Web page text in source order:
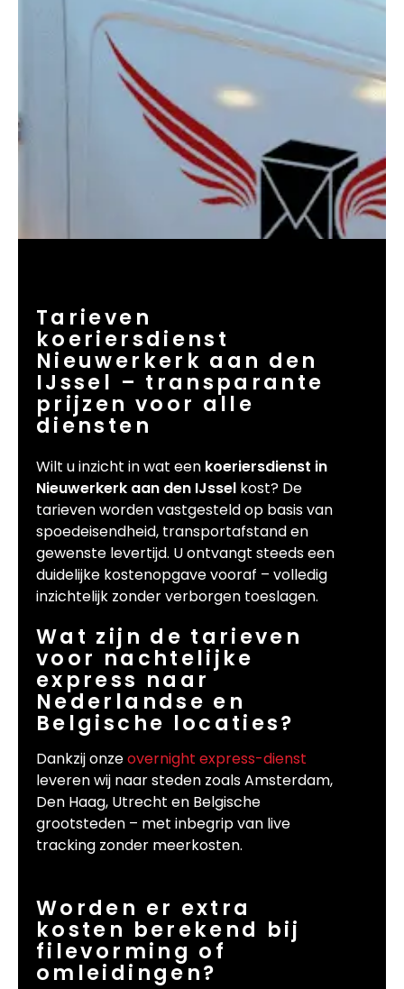
Tarieven
koeriersdienst
Nieuwerkerk aan den
IJssel – transparante
prijzen voor alle
diensten
Wilt u inzicht in wat een koeriersdienst in
Nieuwerkerk aan den IJssel kost? De
tarieven worden vastgesteld op basis van
spoedeisendheid, transportafstand en
gewenste levertijd. U ontvangt steeds een
duidelijke kostenopgave vooraf – volledig
inzichtelijk zonder verborgen toeslagen.
Wat zijn de tarieven
voor nachtelijke
express naar
Nederlandse en
Belgische locaties?
Dankzij onzeovernight express-dienst
leveren wij naar steden zoals Amsterdam,
Den Haag, Utrecht en Belgische
grootsteden – met inbegrip van live
tracking zonder meerkosten.
Worden er extra
kosten berekend bij
filevorming of
omleidingen?